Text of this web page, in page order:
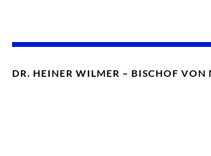
DR. HEINER WILMER – BISCHOF VON